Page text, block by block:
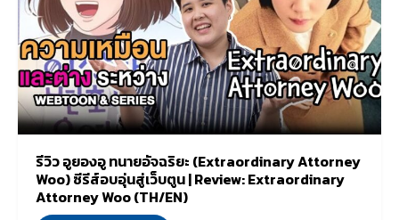
รีวิว อูยองอู ทนายอัจฉริยะ (Extraordinary Attorney
Woo) ซีรีส์อบอุ่นสู่เว็บตูน | Review: Extraordinary
Attorney Woo (TH/EN)